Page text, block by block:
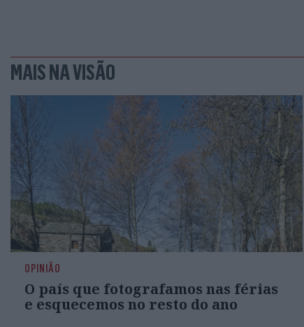
MAIS NA VISÃO
OPINIÃO
O país que fotografamos nas férias
e esquecemos no resto do ano